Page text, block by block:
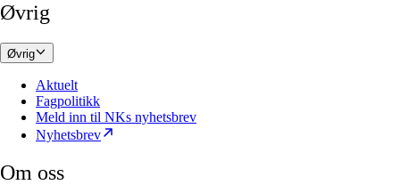
Øvrig
Øvrig
Aktuelt
Fagpolitikk
Meld inn til NKs nyhetsbrev
Nyhetsbrev
Om oss